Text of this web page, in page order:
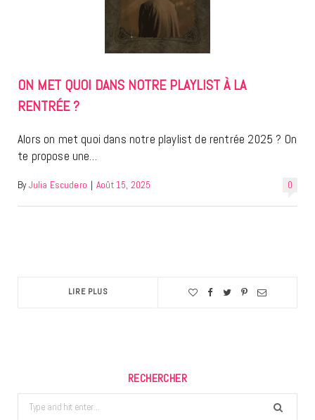
ON MET QUOI DANS NOTRE PLAYLIST À LA
RENTRÉE ?
Alors on met quoi dans notre playlist de rentrée 2025 ? On
te propose une…
0
By Julia Escudero | Août 15, 2025
LIRE PLUS
RECHERCHER
Search